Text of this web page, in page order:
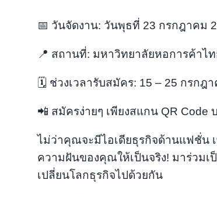
📅 วันจัดงาน: วันพุธที่ 23 กรกฎาคม
📍 สถานที่: มหาวิทยาลัยหอการค้าไ
🗓️ ช่วงเวลารับสมัคร: 15 – 25 กรกฎ
📲 สมัครง่ายๆ เพียงสแกน QR Code
ไม่ว่าคุณจะมีไอเดียธุรกิจด้านแฟชั่น
ความฝันของคุณให้เป็นจริง! มาร่วม
เปลี่ยนโลกธุรกิจไปด้วยกัน